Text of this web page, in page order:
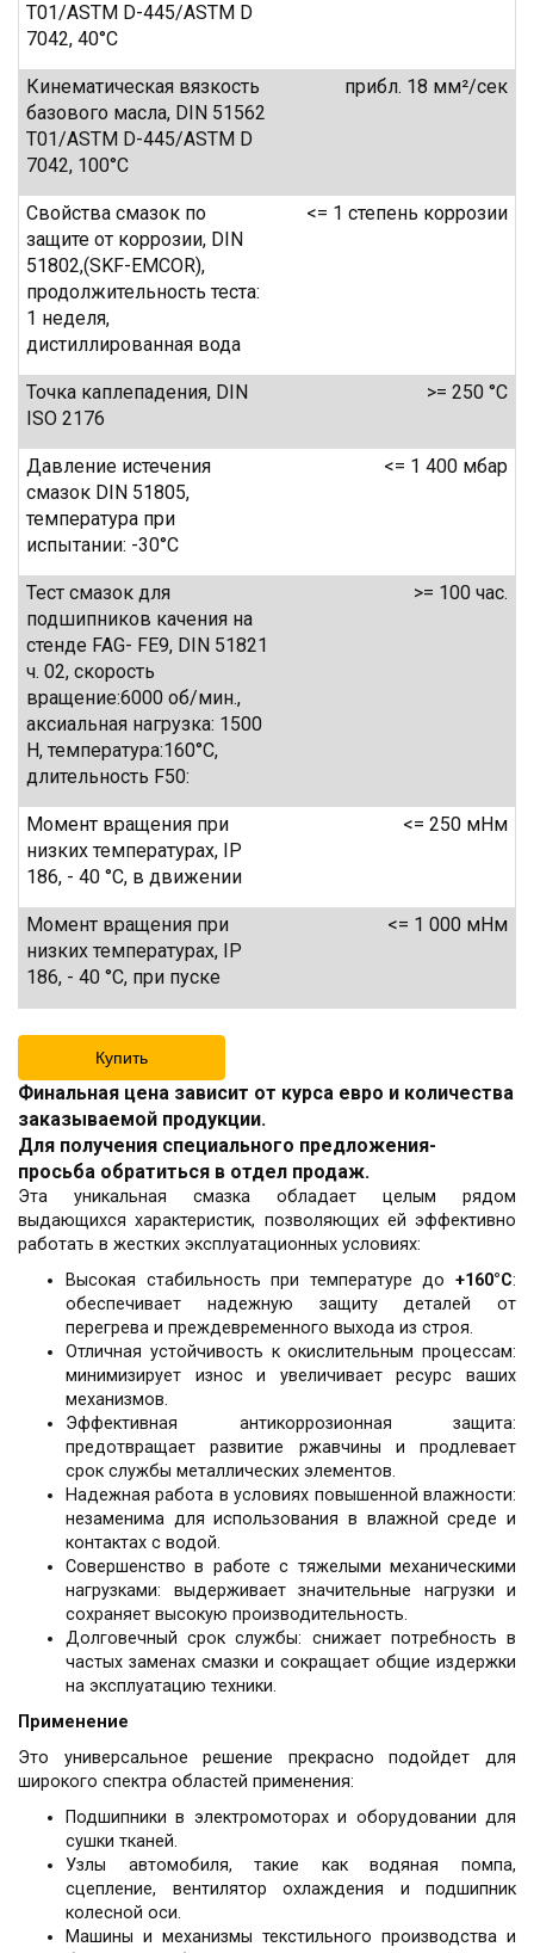
T01/ASTM D-445/ASTM D
7042, 40°C
Кинематическая вязкость
базового масла, DIN 51562
T01/ASTM D-445/ASTM D
7042, 100°C
прибл. 18 мм²/сек
Свойства смазок по
защите от коррозии, DIN
51802,(SKF-EMCOR),
продолжительность теста:
1 неделя,
дистиллированная вода
<= 1 степень коррозии
Точка каплепадения, DIN
ISO 2176
>= 250 °C
Давление истечения
смазок DIN 51805,
температура при
испытании: -30°C
<= 1 400 мбар
Тест смазок для
подшипников качения на
стенде FAG- FE9, DIN 51821
ч. 02, скорость
вращение:6000 об/мин.,
аксиальная нагрузка: 1500
Н, температура:160°C,
длительность F50:
>= 100 час.
Момент вращения при
низких температурах, IP
186, - 40 °C, в движении
<= 250 мНм
Момент вращения при
низких температурах, IP
186, - 40 °C, при пуске
<= 1 000 мНм
Купить
Финальная цена зависит от курса евро и количества
заказываемой продукции.
Для получения специального предложения-
просьба обратиться в отдел продаж.
Эта уникальная смазка обладает целым рядом
выдающихся характеристик, позволяющих ей эффективно
работать в жестких эксплуатационных условиях:
Высокая стабильность при температуре до +160°С:
обеспечивает надежную защиту деталей от
перегрева и преждевременного выхода из строя.
Отличная устойчивость к окислительным процессам:
минимизирует износ и увеличивает ресурс ваших
механизмов.
Эффективная антикоррозионная защита:
предотвращает развитие ржавчины и продлевает
срок службы металлических элементов.
Надежная работа в условиях повышенной влажности:
незаменима для использования в влажной среде и
контактах с водой.
Совершенство в работе с тяжелыми механическими
нагрузками: выдерживает значительные нагрузки и
сохраняет высокую производительность.
Долговечный срок службы: снижает потребность в
частых заменах смазки и сокращает общие издержки
на эксплуатацию техники.
Применение
Это универсальное решение прекрасно подойдет для
широкого спектра областей применения:
Подшипники в электромоторах и оборудовании для
сушки тканей.
Узлы автомобиля, такие как водяная помпа,
сцепление, вентилятор охлаждения и подшипник
колесной оси.
Машины и механизмы текстильного производства и